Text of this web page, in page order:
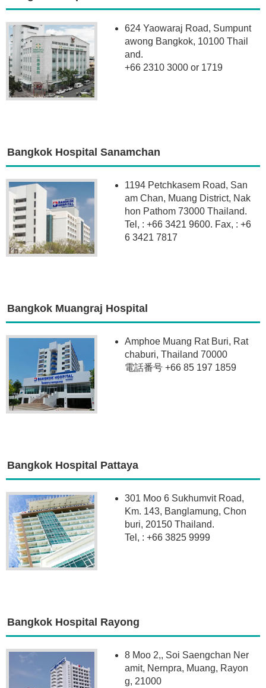
624 Yaowaraj Road, Sumpunt
awong Bangkok, 10100 Thail
and.
+66 2310 3000 or 1719
Bangkok Hospital Sanamchan
1194 Petchkasem Road, San
am Chan, Muang District, Nak
hon Pathom 73000 Thailand.
Tel, : +66 3421 9600. Fax, : +6
6 3421 7817
Bangkok Muangraj Hospital
Amphoe Muang Rat Buri, Rat
chaburi, Thailand 70000
電話番号 +66 85 197 1859
Bangkok Hospital Pattaya
301 Moo 6 Sukhumvit Road,
Km. 143, Banglamung, Chon
buri, 20150 Thailand.
Tel, : +66 3825 9999
Bangkok Hospital Rayong
8 Moo 2,, Soi Saengchan Ner
amit, Nernpra, Muang, Rayon
g, 21000